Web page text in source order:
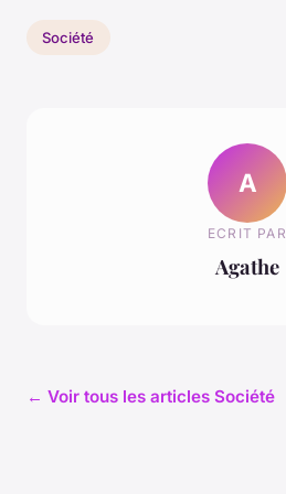
Société
A
ECRIT PAR
Agathe
← Voir tous les articles Société